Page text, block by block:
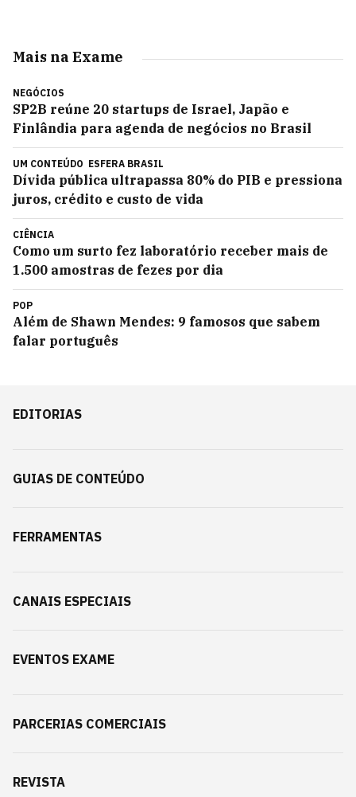
Mais na Exame
NEGÓCIOS
SP2B reúne 20 startups de Israel, Japão e
Finlândia para agenda de negócios no Brasil
UM CONTEÚDO ESFERA BRASIL
Dívida pública ultrapassa 80% do PIB e pressiona
juros, crédito e custo de vida
CIÊNCIA
Como um surto fez laboratório receber mais de
1.500 amostras de fezes por dia
POP
Além de Shawn Mendes: 9 famosos que sabem
falar português
EDITORIAS
GUIAS DE CONTEÚDO
FERRAMENTAS
CANAIS ESPECIAIS
EVENTOS EXAME
PARCERIAS COMERCIAIS
REVISTA